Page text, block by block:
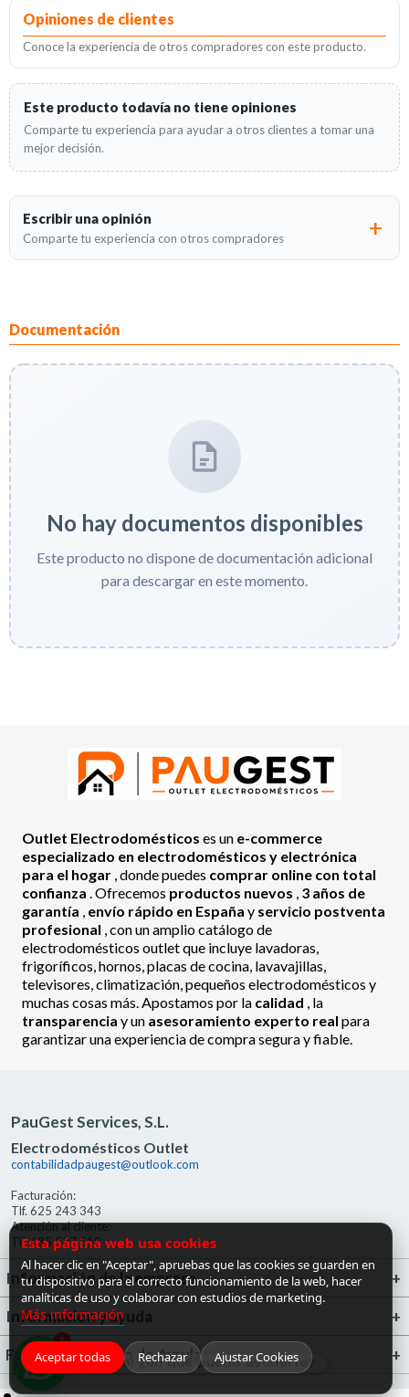
Opiniones de clientes
Conoce la experiencia de otros compradores con este producto.
Este producto todavía no tiene opiniones
Comparte tu experiencia para ayudar a otros clientes a tomar una
mejor decisión.
Escribir una opinión
Comparte tu experiencia con otros compradores
Documentación
No hay documentos disponibles
Este producto no dispone de documentación adicional
para descargar en este momento.
Outlet Electrodomésticos es un e-commerce
especializado en electrodomésticos y electrónica
para el hogar , donde puedes comprar online con total
confianza . Ofrecemos productos nuevos , 3 años de
garantía , envío rápido en España y servicio postventa
profesional , con un amplio catálogo de
electrodomésticos outlet que incluye lavadoras,
frigoríficos, hornos, placas de cocina, lavavajillas,
televisores, climatización, pequeños electrodomésticos y
muchas cosas más. Apostamos por la calidad , la
transparencia y un asesoramiento experto real para
garantizar una experiencia de compra segura y fiable.
PauGest Services, S.L.
Electrodomésticos Outlet
contabilidadpaugest@outlook.com
Facturación:
Tlf. 625 243 343
Atención al cliente:
Tlf. 685 527 519
Información de la empresa
Información y ayuda
FrigoGas · Centro de Ayuda
1
¡Hola! ¿en qué puedo ayudarte?
Esta página web usa cookies
Al hacer clic en "Aceptar", apruebas que las cookies se guarden en
tu dispositivo para el correcto funcionamiento de la web, hacer
analíticas de uso y colaborar con estudios de marketing.
Más información
Aceptar todas Rechazar Ajustar Cookies